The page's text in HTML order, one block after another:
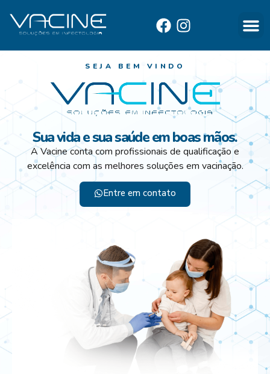
SEJA BEM VINDO
Sua vida e sua saúde em boas mãos.
A Vacine conta com profissionais de qualificação e
excelência com as melhores soluções em vacinação.
Entre em contato